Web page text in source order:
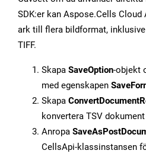
SDK:er kan Aspose.Cells Cloud
ark till flera bildformat, inklusive
TIFF.
Skapa SaveOption-objekt
med egenskapen
Skapa
konvertera TSV dokument
Anropa
CellsApi-klassinstansen